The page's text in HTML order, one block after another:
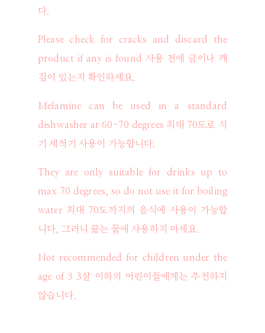
다.
Please check for cracks and discard the
product if any is found 사용 전에 금이나 깨
짐이 있는지 확인하세요.
Melamine can be used in a standard
dishwasher at 60-70 degrees 최대 70도로 식
기 세척기 사용이 가능합니다.
They are only suitable for drinks up to
max 70 degrees, so do not use it for boiling
water 최대 70도까지의 음식에 사용이 가능합
니다, 그러니 끓는 물에 사용하지 마세요.
Not recommended for children under the
age of 3 3살 이하의 어린이들에게는 추천하지
않습니다.